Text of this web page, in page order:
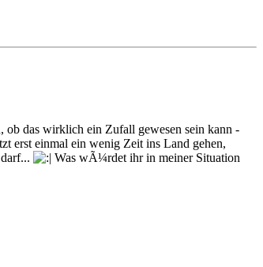
das wirklich ein Zufall gewesen sein kann -
erst einmal ein wenig Zeit ins Land gehen,
Was wÃ¼rdet ihr in meiner Situation